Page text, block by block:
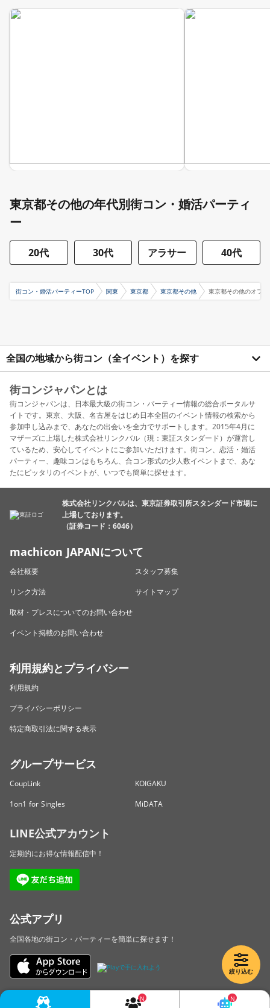
東京都その他の年代別街コン・婚活パーティ
ー
20代 30代 アラサー 40代
街コン・婚活パーティーTOP 関東 東京都 東京都その他 東京都その他のオフ
絞り込む
全国の地域から街コン（全イベント）を探す
街コンジャパンとは
街コンジャパンは、日本最大級の街コン・パーティー情報の総合ポータルサ
イトです。東京、大阪、名古屋をはじめ日本全国のイベント情報の検索から
参加申し込みまで、あなたの出会いを全力でサポートします。2015年4月に
マザーズに上場した株式会社リンクバル（現：東証スタンダード）が運営し
ているため、安心してイベントにご参加いただけます。街コン、恋活・婚活
パーティー、趣味コンはもちろん、合コン形式の少人数イベントまで、あな
たにピッタリのイベントが、いつでも簡単に探せます。
株式会社リンクバルは、東京証券取引所スタンダード市場に
上場しております。
（証券コード：6046）
machicon JAPANについて
会社概要
スタッフ募集
リンク方法
サイトマップ
取材・プレスについてのお問い合わせ
イベント掲載のお問い合わせ
利用規約とプライバシー
利用規約
プライバシーポリシー
特定商取引法に関する表示
グループサービス
CoupLink
KOIGAKU
1on1 for Singles
MiDATA
LINE公式アカウント
定期的にお得な情報配信中！
公式アプリ
全国各地の街コン・パーティーを簡単に探せます！
Copyright © LINKBAL Inc. All Rights Reserved.